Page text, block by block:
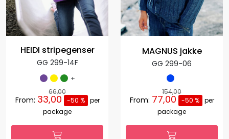
HEIDI stripegenser
GG 299-14F
+
66,00
From: 33,00 -50 %
per
package
MAGNUS jakke
GG 299-06
154,00
From: 77,00 -50 %
per
package